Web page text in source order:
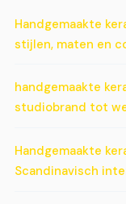
Handgemaakte
stijlen, maten en
handgemaakte
studiobrand tot
Handgemaakte
Scandinavisch